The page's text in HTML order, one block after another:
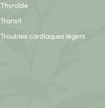
Thyroïde
Transit
Troubles cardiaques légers